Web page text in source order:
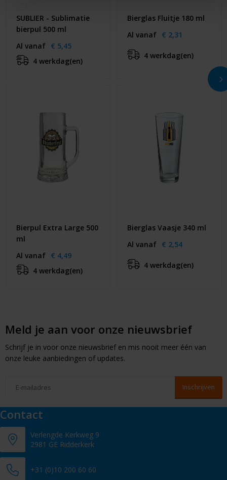
SUBLIER - Sublimatie
bierpul 500 ml
Al vanaf € 5,45
4 werkdag(en)
Bierglas Fluitje 180 ml
Al vanaf € 2,31
4 werkdag(en)
Bierpul Extra Large 500
ml
Al vanaf € 4,49
4 werkdag(en)
Bierglas Vaasje 340 ml
Al vanaf € 2,54
4 werkdag(en)
Meld je aan voor onze nieuwsbrief
Schrijf je in voor onze nieuwsbrief en mis nooit meer één van
onze leuke aanbiedingen of updates.
Contact
Verlengde Kerkweg 9
2981 GE Ridderkerk
+31 (0)10 200 60 60